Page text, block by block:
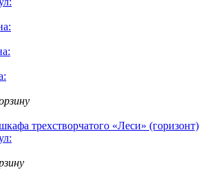
трехстворчатого «Леси» (горизонт)